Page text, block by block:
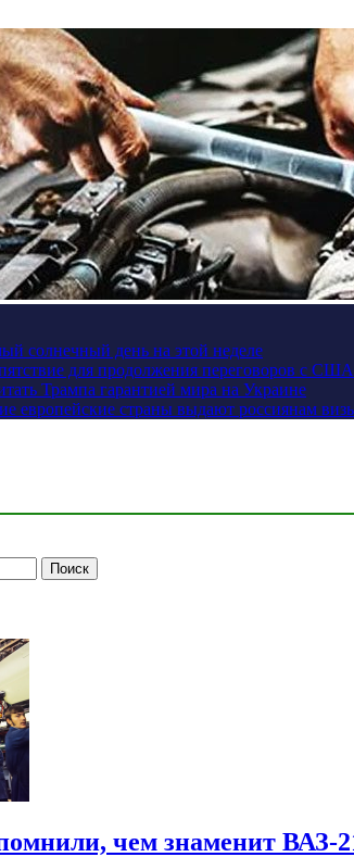
солнечный день на этой неделе
для продолжения переговоров с США
Трампа гарантией мира на Украине
европейские страны выдают россиянам
чем знаменит ВАЗ-